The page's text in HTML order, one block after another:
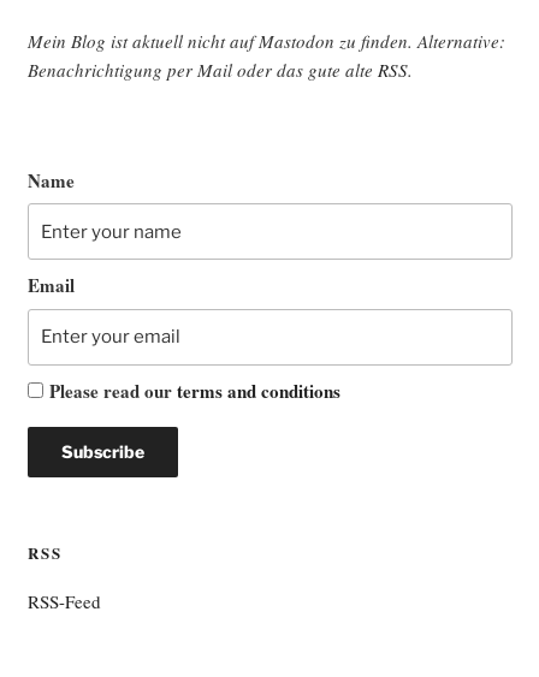
Mein Blog ist aktu­ell nicht auf Mast­o­don zu fin­den. Alter­na­ti­ve:
Benach­rich­ti­gung per Mail oder das gute alte RSS.
Name
Email
Please read ourterms and conditions
RSS
RSS-Feed